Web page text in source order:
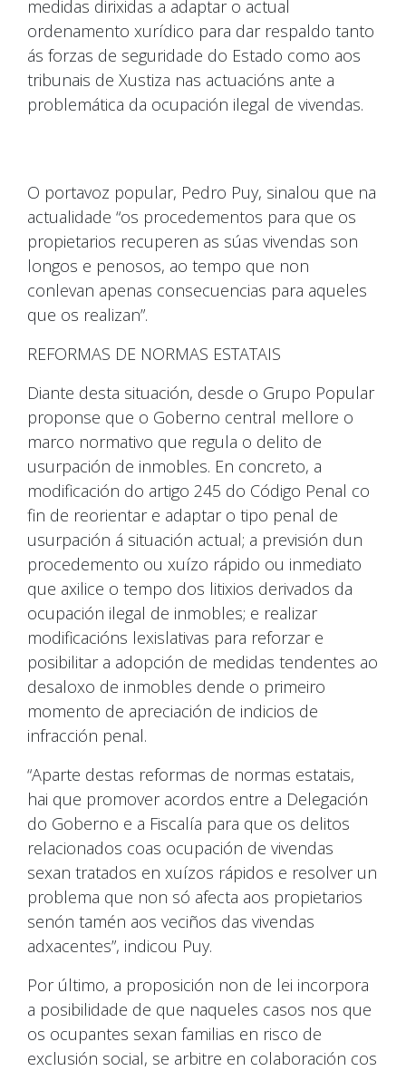
medidas dirixidas a adaptar o actual
ordenamento xurídico para dar respaldo tanto
ás forzas de seguridade do Estado como aos
tribunais de Xustiza nas actuacións ante a
problemática da ocupación ilegal de vivendas.
O portavoz popular, Pedro Puy, sinalou que na
actualidade “os procedementos para que os
propietarios recuperen as súas vivendas son
longos e penosos, ao tempo que non
conlevan apenas consecuencias para aqueles
que os realizan”.
REFORMAS DE NORMAS ESTATAIS
Diante desta situación, desde o Grupo Popular
proponse que o Goberno central mellore o
marco normativo que regula o delito de
usurpación de inmobles. En concreto, a
modificación do artigo 245 do Código Penal co
fin de reorientar e adaptar o tipo penal de
usurpación á situación actual; a previsión dun
procedemento ou xuízo rápido ou inmediato
que axilice o tempo dos litixios derivados da
ocupación ilegal de inmobles; e realizar
modificacións lexislativas para reforzar e
posibilitar a adopción de medidas tendentes ao
desaloxo de inmobles dende o primeiro
momento de apreciación de indicios de
infracción penal.
“Aparte destas reformas de normas estatais,
hai que promover acordos entre a Delegación
do Goberno e a Fiscalía para que os delitos
relacionados coas ocupación de vivendas
sexan tratados en xuízos rápidos e resolver un
problema que non só afecta aos propietarios
senón tamén aos veciños das vivendas
adxacentes”, indicou Puy.
Por último, a proposición non de lei incorpora
a posibilidade de que naqueles casos nos que
os ocupantes sexan familias en risco de
exclusión social, se arbitre en colaboración cos